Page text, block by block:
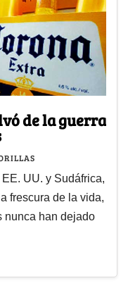
de la guerra
UU. y Sudáfrica,
frescura de la vida,
nunca han dejado